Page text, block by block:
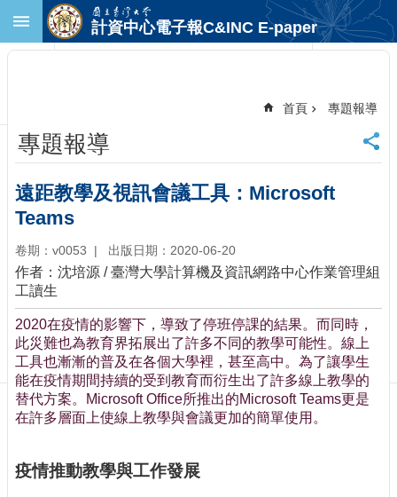
跳到主要內容區塊
首
頁
臺
大
首
頁
計
中
首
頁
聯
絡
資
訊
訂
取
消
計資中心電子報C&INC E-paper
首頁 專題報導
專題報導
遠距教學及視訊會議工具：Microsoft
Teams
卷期：v0053 出版日期：2020-06-20
作者：沈培源 / 臺灣大學計算機及資訊網路中心作業管理組
工讀生
2020在疫情的影響下，導致了停班停課的結果。而同時，
此災難也為教育界拓展出了許多不同的教學可能性。線上
工具也漸漸的普及在各個大學裡，甚至高中。為了讓學生
能在疫情期間持續的受到教育而衍生出了許多線上教學的
替代方案。Microsoft Office所推出的Microsoft Teams更是
在許多層面上使線上教學與會議更加的簡單使用。
疫情推動教學與工作發展